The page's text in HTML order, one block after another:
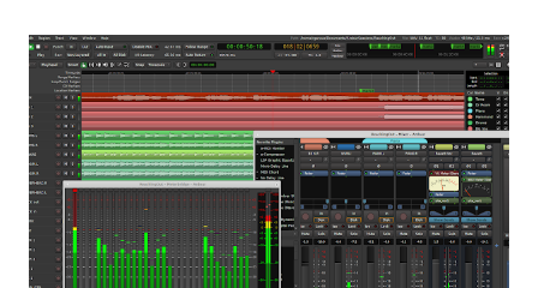
derivados, execute: $ sudo add-apt-repository
ppa:qbittorrent-team/qbittorrent-stable $ sudo apt-get
update $ sudo apt-get install qbittorrent Para remover,
execute: $ sudo apt-get remove qbittorrent